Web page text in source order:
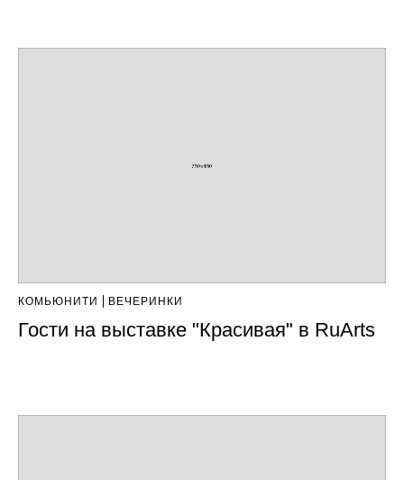
КОМЬЮНИТИ ВЕЧЕРИНКИ
Гости на выставке "Красивая" в RuArts